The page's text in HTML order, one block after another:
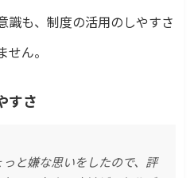
識も、制度の活用のしやすさ
せん。
すさ
と嫌な思いをしたので、評